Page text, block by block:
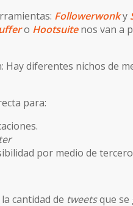
Followerwonky
o Hootsuitenos van a
diferentes nichos de
para:
por medio de
cantidad de tweetsque se